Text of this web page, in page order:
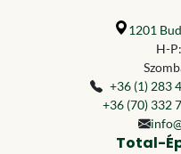
1201
H-
+36 (1) 283
+36 (70) 332
Total-